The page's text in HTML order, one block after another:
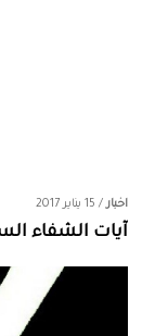
اخبار/ 15 يناير 2017
آيات الشفاء الست